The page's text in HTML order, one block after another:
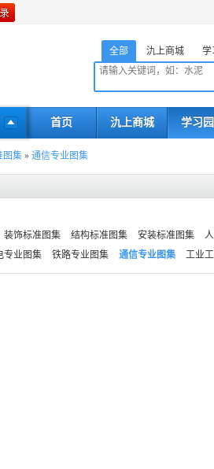
全部 氿上商城 学
首页 氿上商城 学习
图集 » 通信专业图集
装饰标准图集 结构标准图集 安装标准图集
专业图集 铁路专业图集 通信专业图集 工业